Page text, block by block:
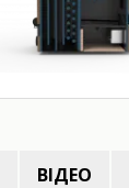
ВІДЕО